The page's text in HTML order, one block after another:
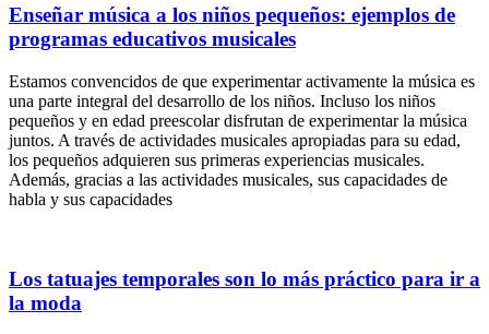
Enseñar música a los niños pequeños: ejemplos de
programas educativos musicales
Estamos convencidos de que experimentar activamente la música es
una parte integral del desarrollo de los niños. Incluso los niños
pequeños y en edad preescolar disfrutan de experimentar la música
juntos. A través de actividades musicales apropiadas para su edad,
los pequeños adquieren sus primeras experiencias musicales.
Además, gracias a las actividades musicales, sus capacidades de
habla y sus capacidades
Los tatuajes temporales son lo más práctico para ir a
la moda